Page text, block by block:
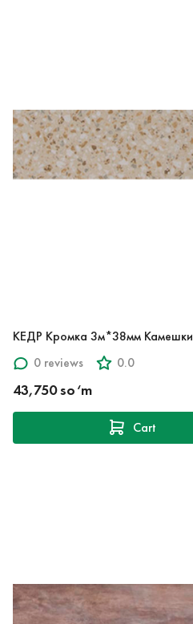
КЕДР Кромка 3м*38мм Камешки
0 reviews
0.0
43,750 so‘m
Cart